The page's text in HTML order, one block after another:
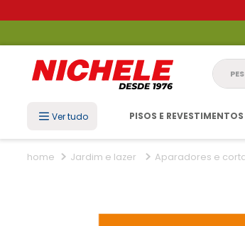
Ver tudo PISOS E REVESTIMENTOS
Jardim e lazer Aparadores e